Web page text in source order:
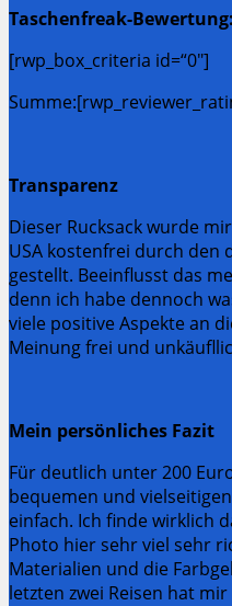
Taschenfreak-Bewertung:
[rwp_box_criteria id=“0″]
Transparenz
Dieser Rucksack wurde
USA kostenfrei durch
gestellt. Beeinflusst das
denn ich habe dennoch
viele positive Aspekte an
Meinung frei und
Mein persönliches Fazit
Für deutlich unter 200
bequemen und
einfach. Ich finde wirklich
Photo hier sehr viel sehr
Materialien und die
letzten zwei Reisen hat